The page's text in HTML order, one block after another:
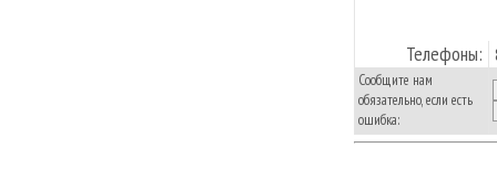
Телефоны:
Сообщите нам
обязательно, если есть
ошибка: